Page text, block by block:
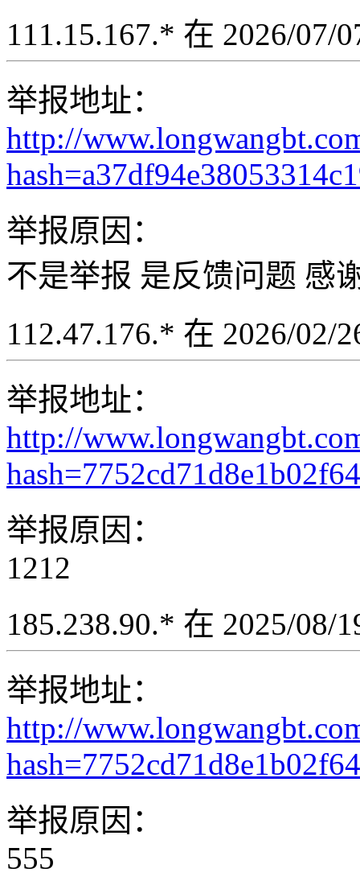
111.15.167.* 在 2026/07/
举报地址：
http://
举报原因：
不是举报 是反馈问题 感
112.47.176.* 在 2026/02/
举报地址：
http://
举报原因：
1212
185.238.90.* 在 2025/08/
举报地址：
http://
举报原因：
555